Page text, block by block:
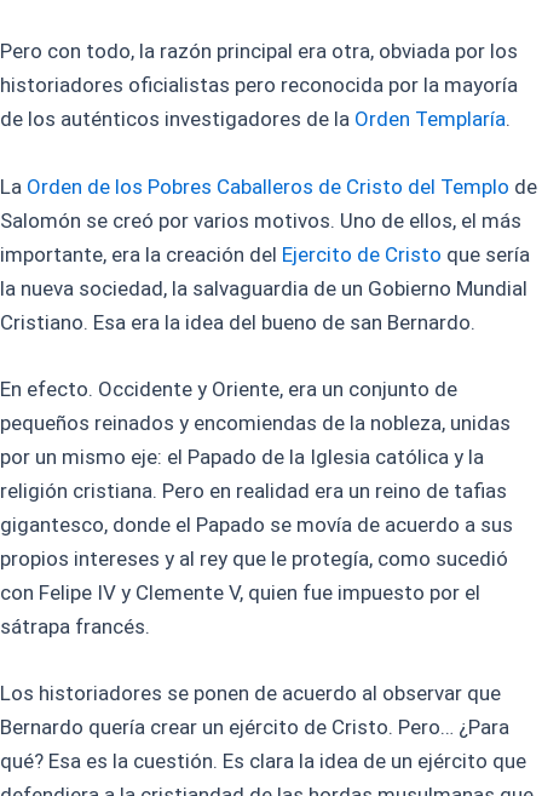
Pero con todo, la razón principal era otra, obviada por los
historiadores oficialistas pero reconocida por la mayoría
de los auténticos investigadores de la Orden Templaría.
La Orden de los Pobres Caballeros de Cristo del Templo de
Salomón se creó por varios motivos. Uno de ellos, el más
importante, era la creación del Ejercito de Cristo que sería
la nueva sociedad, la salvaguardia de un Gobierno Mundial
Cristiano. Esa era la idea del bueno de san Bernardo.
En efecto. Occidente y Oriente, era un conjunto de
pequeños reinados y encomiendas de la nobleza, unidas
por un mismo eje: el Papado de la Iglesia católica y la
religión cristiana. Pero en realidad era un reino de tafias
gigantesco, donde el Papado se movía de acuerdo a sus
propios intereses y al rey que le protegía, como sucedió
con Felipe IV y Clemente V, quien fue impuesto por el
sátrapa francés.
Los historiadores se ponen de acuerdo al observar que
Bernardo quería crear un ejército de Cristo. Pero… ¿Para
qué? Esa es la cuestión. Es clara la idea de un ejército que